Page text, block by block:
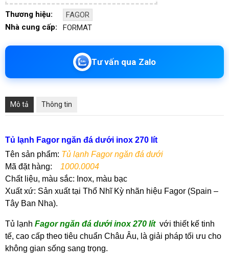
Thương hiệu:
FAGOR
Nhà cung cấp:
FORMAT
Tư vấn qua Zalo
Mô tả Thông tin
Tủ lạnh Fagor ngăn đá dưới inox 270 lít
Tên sản phẩm: Tủ lạnh Fagor ngăn đá dưới
Mã đặt hàng: 1000.0004
Chất liệu, màu sắc: Inox, màu bạc
Xuất xứ: Sản xuất tại Thổ Nhĩ Kỳ nhãn hiệu Fagor (Spain –
Tây Ban Nha).
Tủ lạnh Fagor ngăn đá dưới inox 270 lít với thiết kế tinh
tế, cao cấp theo tiêu chuẩn Châu Âu, là giải pháp tối ưu cho
không gian sống sang trọng.